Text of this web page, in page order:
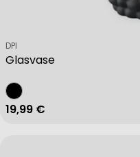
Glasvase
Verkäufer:
DPI
Regulärer Preis
19,99 €